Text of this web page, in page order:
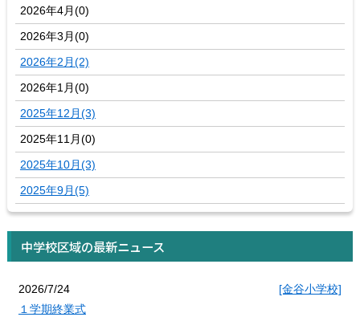
2026年4月(0)
2026年3月(0)
2026年2月(2)
2026年1月(0)
2025年12月(3)
2025年11月(0)
2025年10月(3)
2025年9月(5)
中学校区域の最新ニュース
2026/7/24
[金谷小学校]
１学期終業式